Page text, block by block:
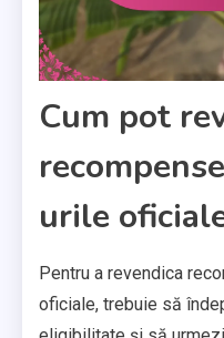
Cum pot
urile
Pentru a revendica
oficiale, trebuie să